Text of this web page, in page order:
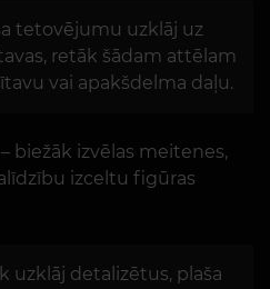
tetovējumu uzklāj uz
retāk šādam attēlam
vai apakšdelma daļu.
biežāk izvēlas meitenes,
izceltu figūras
uzklāj detalizētus, plaša